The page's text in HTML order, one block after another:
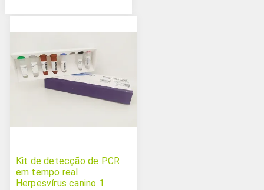
Kit de detecção de PCR
em tempo real
Herpesvírus canino 1